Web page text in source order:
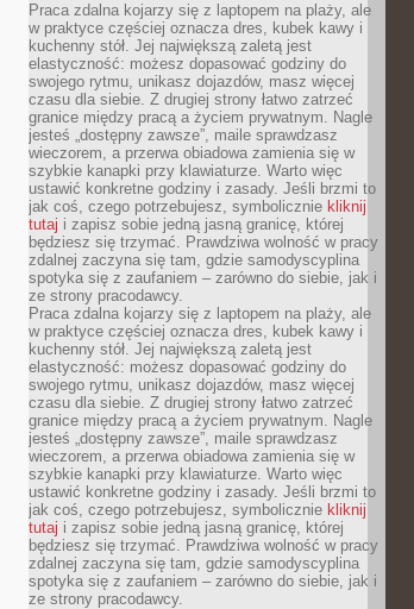
Praca zdalna kojarzy się z laptopem na plaży, ale
w praktyce częściej oznacza dres, kubek kawy i
kuchenny stół. Jej największą zaletą jest
elastyczność: możesz dopasować godziny do
swojego rytmu, unikasz dojazdów, masz więcej
czasu dla siebie. Z drugiej strony łatwo zatrzeć
granice między pracą a życiem prywatnym. Nagle
jesteś „dostępny zawsze”, maile sprawdzasz
wieczorem, a przerwa obiadowa zamienia się w
szybkie kanapki przy klawiaturze. Warto więc
ustawić konkretne godziny i zasady. Jeśli brzmi to
jak coś, czego potrzebujesz, symbolicznie kliknij
tutaj i zapisz sobie jedną jasną granicę, której
będziesz się trzymać. Prawdziwa wolność w pracy
zdalnej zaczyna się tam, gdzie samodyscyplina
spotyka się z zaufaniem – zarówno do siebie, jak i
ze strony pracodawcy.
Praca zdalna kojarzy się z laptopem na plaży, ale
w praktyce częściej oznacza dres, kubek kawy i
kuchenny stół. Jej największą zaletą jest
elastyczność: możesz dopasować godziny do
swojego rytmu, unikasz dojazdów, masz więcej
czasu dla siebie. Z drugiej strony łatwo zatrzeć
granice między pracą a życiem prywatnym. Nagle
jesteś „dostępny zawsze”, maile sprawdzasz
wieczorem, a przerwa obiadowa zamienia się w
szybkie kanapki przy klawiaturze. Warto więc
ustawić konkretne godziny i zasady. Jeśli brzmi to
jak coś, czego potrzebujesz, symbolicznie kliknij
tutaj i zapisz sobie jedną jasną granicę, której
będziesz się trzymać. Prawdziwa wolność w pracy
zdalnej zaczyna się tam, gdzie samodyscyplina
spotyka się z zaufaniem – zarówno do siebie, jak i
ze strony pracodawcy.